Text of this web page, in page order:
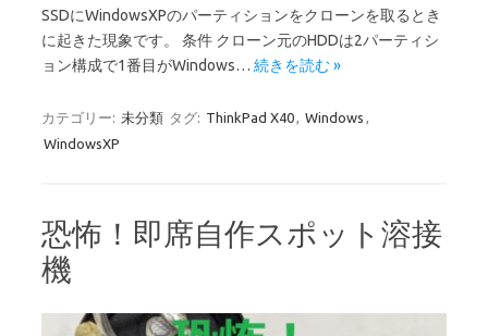
SSDにWindowsXPのパーティションをクローンを取るとき
に起きた現象です。 条件 クローン元のHDDは2パーティシ
ョン構成で1番目がWindows… 続きを読む »
カテゴリー: 未分類 タグ: ThinkPad X40 Windows
WindowsXP
恐怖！即席自作スポット溶接
機